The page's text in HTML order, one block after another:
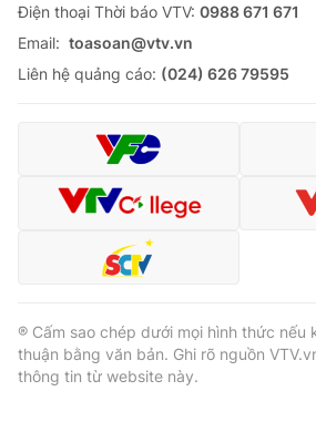
Ðiện thoại Thời báo VTV: 0988 671 671
Email: toasoan@vtv.vn
Liên hệ quảng cáo: (024) 626 79595
® Cấm sao chép dưới mọi hình thức nếu
thuận bằng văn bản. Ghi rõ nguồn
thông tin từ website này.